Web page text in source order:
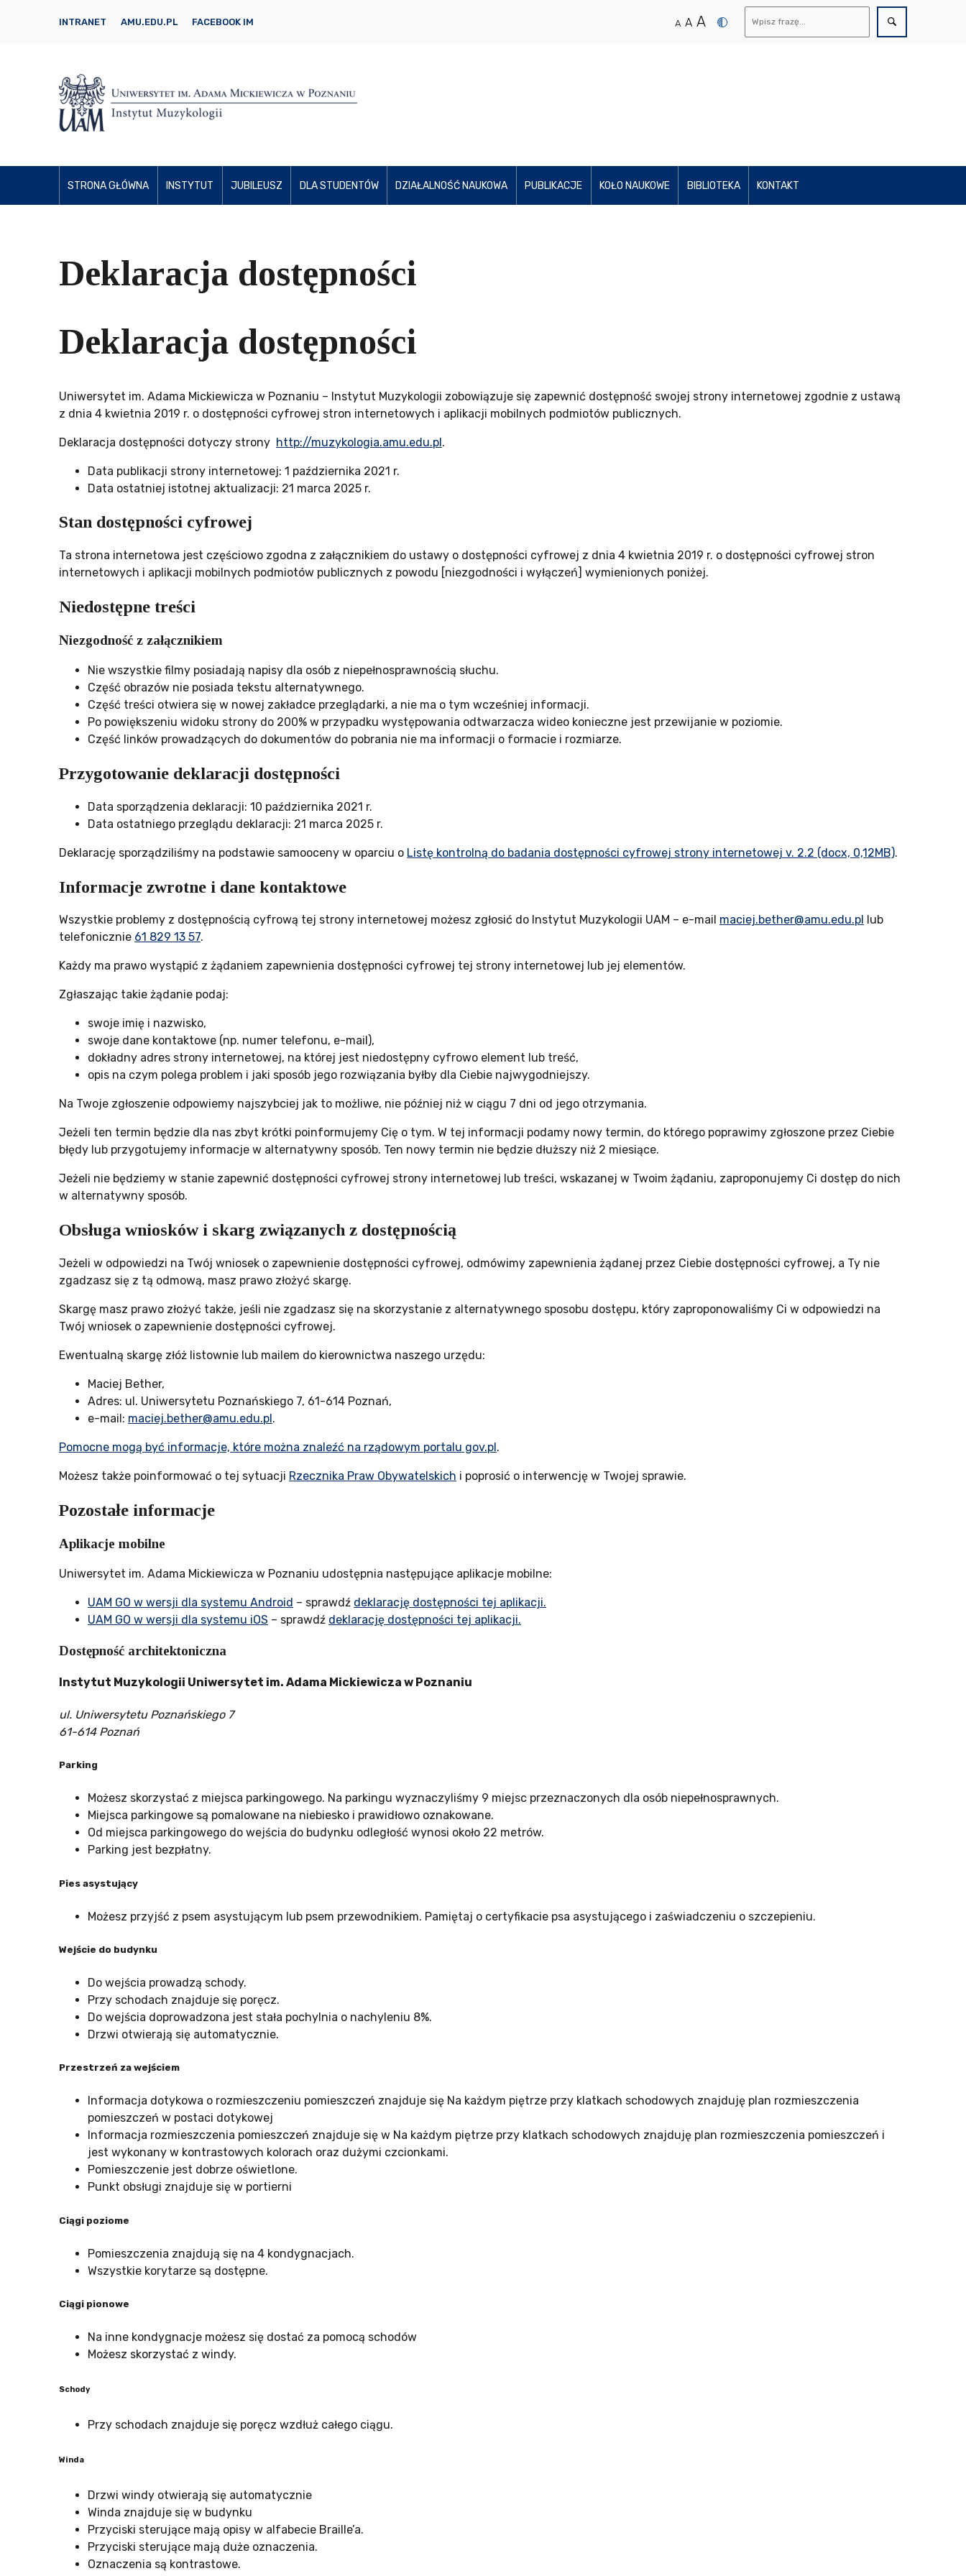
INTRANET AMU.EDU.PL FACEBOOK IM A A A
STRONA GŁÓWNA INSTYTUT JUBILEUSZ DLA STUDENTÓW DZIAŁALNOŚĆ NAUKOWA PUBLIKACJE KOŁO NAUKOWE BIBLIOTEKA KONTAKT
Deklaracja dostępności
Deklaracja dostępności
Uniwersytet im. Adama Mickiewicza w Poznaniu – Instytut Muzykologii zobowiązuje się zapewnić dostępność swojej strony internetowej zgodnie z ustawą
z dnia 4 kwietnia 2019 r. o dostępności cyfrowej stron internetowych i aplikacji mobilnych podmiotów publicznych.
Deklaracja dostępności dotyczy strony http://muzykologia.amu.edu.pl.
Data publikacji strony internetowej: 1 października 2021 r.
Data ostatniej istotnej aktualizacji: 21 marca 2025 r.
Stan dostępności cyfrowej
Ta strona internetowa jest częściowo zgodna z załącznikiem do ustawy o dostępności cyfrowej z dnia 4 kwietnia 2019 r. o dostępności cyfrowej stron
internetowych i aplikacji mobilnych podmiotów publicznych z powodu [niezgodności i wyłączeń] wymienionych poniżej.
Niedostępne treści
Niezgodność z załącznikiem
Nie wszystkie filmy posiadają napisy dla osób z niepełnosprawnością słuchu.
Część obrazów nie posiada tekstu alternatywnego.
Część treści otwiera się w nowej zakładce przeglądarki, a nie ma o tym wcześniej informacji.
Po powiększeniu widoku strony do 200% w przypadku występowania odtwarzacza wideo konieczne jest przewijanie w poziomie.
Część linków prowadzących do dokumentów do pobrania nie ma informacji o formacie i rozmiarze.
Przygotowanie deklaracji dostępności
Data sporządzenia deklaracji: 10 października 2021 r.
Data ostatniego przeglądu deklaracji: 21 marca 2025 r.
Deklarację sporządziliśmy na podstawie samooceny w oparciu o Listę kontrolną do badania dostępności cyfrowej strony internetowej v. 2.2 (docx, 0,12MB).
Informacje zwrotne i dane kontaktowe
Wszystkie problemy z dostępnością cyfrową tej strony internetowej możesz zgłosić do Instytut Muzykologii UAM – e-mail maciej.bether@amu.edu.pl
lub
telefonicznie 61 829 13 57.
Każdy ma prawo wystąpić z żądaniem zapewnienia dostępności cyfrowej tej strony internetowej lub jej elementów.
Zgłaszając takie żądanie podaj:
swoje imię i nazwisko,
swoje dane kontaktowe (np. numer telefonu, e-mail),
dokładny adres strony internetowej, na której jest niedostępny cyfrowo element lub treść,
opis na czym polega problem i jaki sposób jego rozwiązania byłby dla Ciebie najwygodniejszy.
Na Twoje zgłoszenie odpowiemy najszybciej jak to możliwe, nie później niż w ciągu 7 dni od jego otrzymania.
Jeżeli ten termin będzie dla nas zbyt krótki poinformujemy Cię o tym. W tej informacji podamy nowy termin, do którego poprawimy zgłoszone przez Ciebie
błędy lub przygotujemy informacje w alternatywny sposób. Ten nowy termin nie będzie dłuższy niż 2 miesiące.
Jeżeli nie będziemy w stanie zapewnić dostępności cyfrowej strony internetowej lub treści, wskazanej w Twoim żądaniu, zaproponujemy Ci dostęp do nich
w alternatywny sposób.
Obsługa wniosków i skarg związanych z dostępnością
Jeżeli w odpowiedzi na Twój wniosek o zapewnienie dostępności cyfrowej, odmówimy zapewnienia żądanej przez Ciebie dostępności cyfrowej, a Ty nie
zgadzasz się z tą odmową, masz prawo złożyć skargę.
Skargę masz prawo złożyć także, jeśli nie zgadzasz się na skorzystanie z alternatywnego sposobu dostępu, który zaproponowaliśmy Ci w odpowiedzi na
Twój wniosek o zapewnienie dostępności cyfrowej.
Ewentualną skargę złóż listownie lub mailem do kierownictwa naszego urzędu:
Maciej Bether,
Adres: ul. Uniwersytetu Poznańskiego 7, 61-614 Poznań,
e-mail: maciej.bether@amu.edu.pl .
Pomocne mogą być informacje, które można znaleźć na rządowym portalu gov.pl .
Możesz także poinformować o tej sytuacji Rzecznika Praw Obywatelskich i poprosić o interwencję w Twojej sprawie.
Pozostałe informacje
Aplikacje mobilne
Uniwersytet im. Adama Mickiewicza w Poznaniu udostępnia następujące aplikacje mobilne:
UAM GO w wersji dla systemu Android – sprawdź deklarację dostępności tej aplikacji.
UAM GO w wersji dla systemu iOS – sprawdź deklarację dostępności tej aplikacji.
Dostępność architektoniczna
Instytut Muzykologii Uniwersytet im. Adama Mickiewicza w Poznaniu
ul. Uniwersytetu Poznańskiego 7
61-614 Poznań
Parking
Możesz skorzystać z miejsca parkingowego. Na parkingu wyznaczyliśmy 9 miejsc przeznaczonych dla osób niepełnosprawnych.
Miejsca parkingowe są pomalowane na niebiesko i prawidłowo oznakowane.
Od miejsca parkingowego do wejścia do budynku odległość wynosi około 22 metrów.
Parking jest bezpłatny.
Pies asystujący
Możesz przyjść z psem asystującym lub psem przewodnikiem. Pamiętaj o certyfikacie psa asystującego i zaświadczeniu o szczepieniu.
Wejście do budynku
Do wejścia prowadzą schody.
Przy schodach znajduje się poręcz.
Do wejścia doprowadzona jest stała pochylnia o nachyleniu 8%.
Drzwi otwierają się automatycznie.
Przestrzeń za wejściem
Informacja dotykowa o rozmieszczeniu pomieszczeń znajduje się Na każdym piętrze przy klatkach schodowych znajduję plan rozmieszczenia
pomieszczeń w postaci dotykowej
Informacja rozmieszczenia pomieszczeń znajduje się w Na każdym piętrze przy klatkach schodowych znajduję plan rozmieszczenia pomieszczeń i
jest wykonany w kontrastowych kolorach oraz dużymi czcionkami.
Pomieszczenie jest dobrze oświetlone.
Punkt obsługi znajduje się w portierni
Ciągi poziome
Pomieszczenia znajdują się na 4 kondygnacjach.
Wszystkie korytarze są dostępne.
Ciągi pionowe
Na inne kondygnacje możesz się dostać za pomocą schodów
Możesz skorzystać z windy.
Schody
Przy schodach znajduje się poręcz wzdłuż całego ciągu.
Winda
Drzwi windy otwierają się automatycznie
Winda znajduje się w budynku
Przyciski sterujące mają opisy w alfabecie Braille’a.
Przyciski sterujące mają duże oznaczenia.
Oznaczenia są kontrastowe.